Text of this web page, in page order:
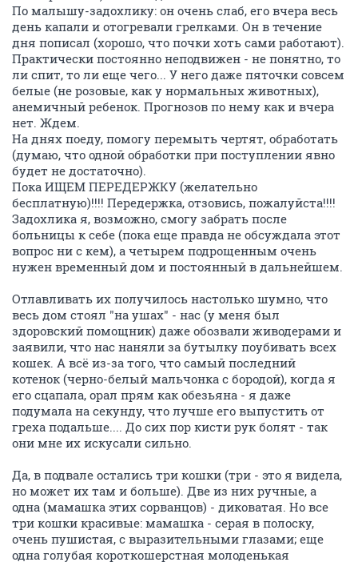
По малышу-задохлику: он очень слаб, его вчера весь
день капали и отогревали грелками. Он в течение
дня пописал (хорошо, что почки хоть сами работают).
Практически постоянно неподвижен - не понятно, то
ли спит, то ли еще чего... У него даже пяточки совсем
белые (не розовые, как у нормальных животных),
анемичный ребенок. Прогнозов по нему как и вчера
нет. Ждем.
На днях поеду, помогу перемыть чертят, обработать
(думаю, что одной обработки при поступлении явно
будет не достаточно).
Пока ИЩЕМ ПЕРЕДЕРЖКУ (желательно
бесплатную)!!!! Передержка, отзовись, пожалуйста!!!!
Задохлика я, возможно, смогу забрать после
больницы к себе (пока еще правда не обсуждала этот
вопрос ни с кем), а четырем подрощенным очень
нужен временный дом и постоянный в дальнейшем.
Отлавливать их получилось настолько шумно, что
весь дом стоял "на ушах" - нас (у меня был
здоровский помощник) даже обозвали живодерами и
заявили, что нас наняли за бутылку поубивать всех
кошек. А всё из-за того, что самый последний
котенок (черно-белый мальчонка с бородой), когда я
его сцапала, орал прям как обезьяна - я даже
подумала на секунду, что лучше его выпустить от
греха подальше.... До сих пор кисти рук болят - так
они мне их искусали сильно.
Да, в подвале остались три кошки (три - это я видела,
но может их там и больше). Две из них ручные, а
одна (мамашка этих сорванцов) - диковатая. Но все
три кошки красивые: мамашка - серая в полоску,
очень пушистая, с выразительными глазами; еще
одна голубая короткошерстная молоденькая